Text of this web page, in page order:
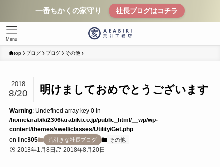
一番ちかくの家守り 社長ブログはコチラ
Menu
top ブログ ブログ その他
明けましておめでとうございます
2018
8/20
Warning: Undefined array key 0 in
/home/arabiki2306/arabiki.co.jp/public_html/__wp/wp-
content/themes/swell/classes/Utility/Get.php
on line805 荒引きな社長ブログ その他
2018年1月8日 2018年8月20日